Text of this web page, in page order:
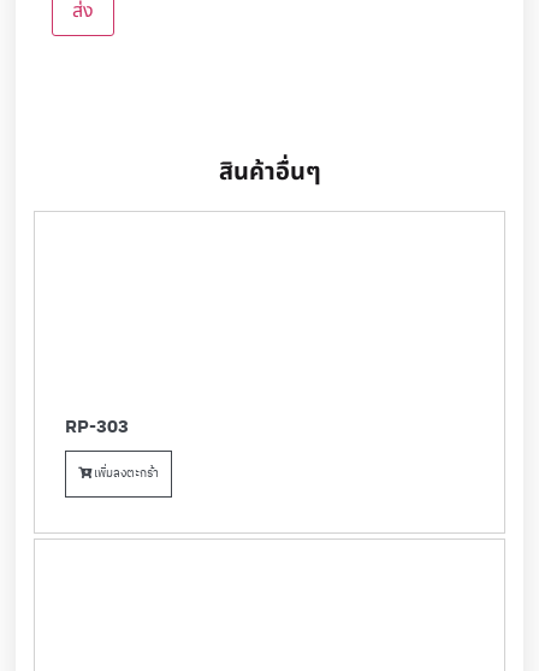
สินค้าอื่นๆ
RP-303
เพิ่มลงตะกร้า